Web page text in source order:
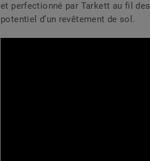
Optima BRICK ORANGE
0927
et perfectionné par Tarkett au fil
potentiel d’un revêtement de sol.